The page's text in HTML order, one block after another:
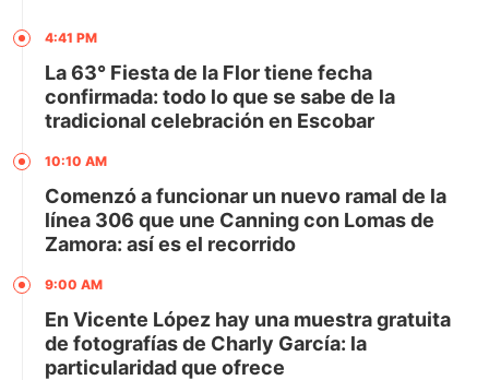
4:41 PM
La 63° Fiesta de la Flor tiene fecha
confirmada: todo lo que se sabe de la
tradicional celebración en Escobar
10:10 AM
Comenzó a funcionar un nuevo ramal de la
línea 306 que une Canning con Lomas de
Zamora: así es el recorrido
9:00 AM
En Vicente López hay una muestra gratuita
de fotografías de Charly García: la
particularidad que ofrece